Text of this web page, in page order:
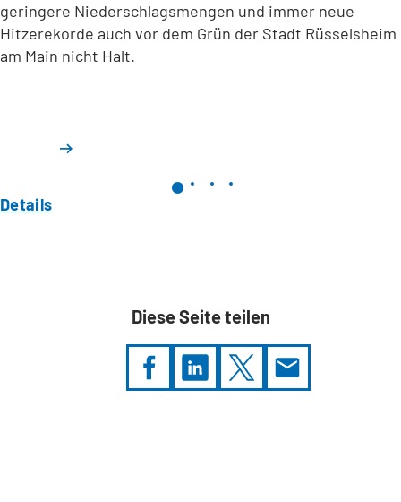
geringere Niederschlagsmengen und immer neue
Hitzerekorde auch vor dem Grün der Stadt Rüsselsheim
am Main nicht Halt.
Details
Diese Seite teilen